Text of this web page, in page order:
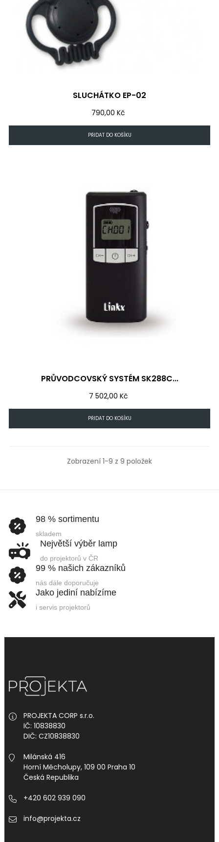
SLUCHÁTKO EP-02
Cena
790,00 Kč
PŘIDAT DO KOŠÍKU
PRŮVODCOVSKÝ SYSTÉM SK288C...
Cena
7 502,00 Kč
PŘIDAT DO KOŠÍKU
Zobrazení 1-9 z 9 položek
98 % sortimentu
skladem
Největší výběr lamp
do projektorů v ČR
99 % našich zákazníků
nás dále doporučuje
Jako jediní nabízíme
i servis projektorů
PROJEKTA CORP s.r.o.
IČ: 10838830
DIČ: CZ10838830
Milánská 416
Horní Měcholupy, 109 00 Praha 10
Česká Republika
+420 602 939 090
info@projekta.cz